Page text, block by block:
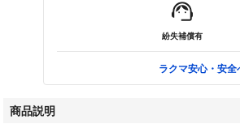
紛失補償有
ラクマ安心・安
商品説明